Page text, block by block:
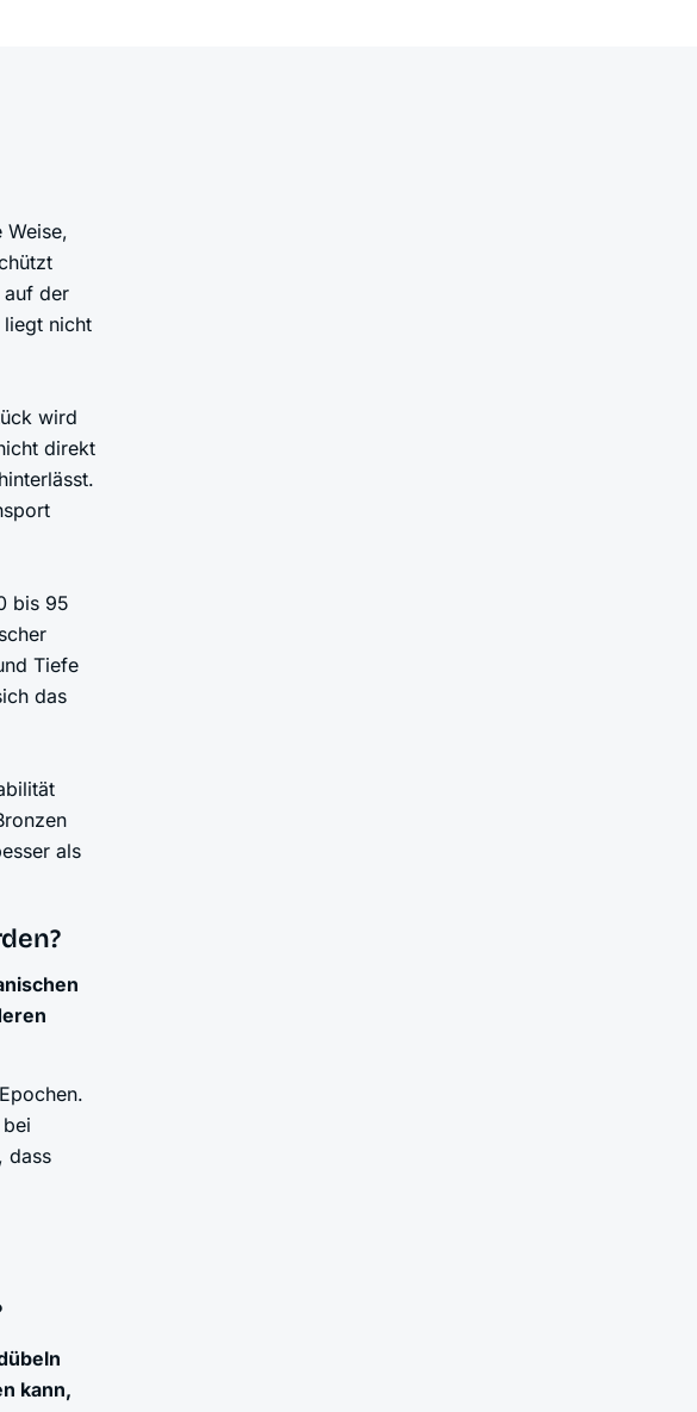
Weise,
auf der
liegt nicht
wird
direkt
bis 95
Tiefe
das
als
dass
kann,